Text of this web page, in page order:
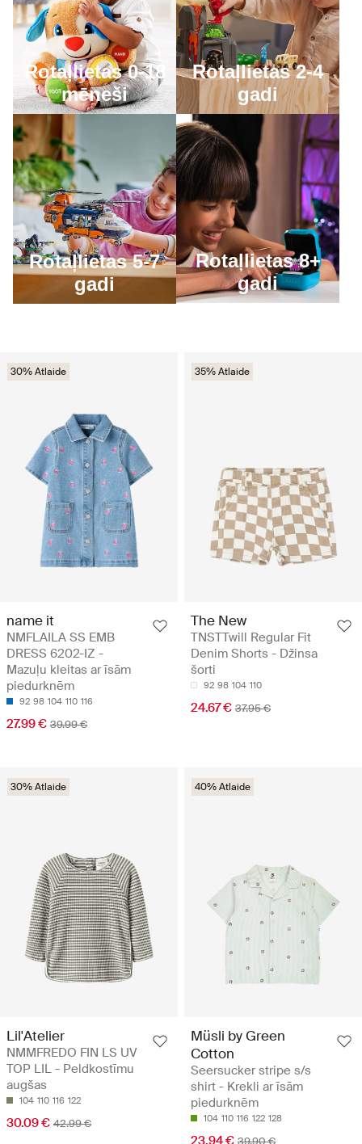
30% Atlaide
name it
NMFLAILA SS EMB
DRESS 6202-IZ -
Mazuļu kleitas ar īsām
piedurknēm
92 98 104 110 116
27.99 € 39.99 €
35% Atlaide
The New
TNSTTwill Regular Fit
Denim Shorts - Džinsa
šorti
92 98 104 110
24.67 € 37.95 €
30% Atlaide
Lil'Atelier
NMMFREDO FIN LS UV
TOP LIL - Peldkostīmu
augšas
104 110 116 122
30.09 € 42.99 €
40% Atlaide
Müsli by Green
Cotton
Seersucker stripe s/s
shirt - Krekli ar īsām
piedurknēm
104 110 116 122 128
23.94 € 39.90 €
Rotaļlietas 0-18
mēneši
Rotaļlietas 2-4
gadi
Rotaļlietas 5-7
gadi
Rotaļlietas 8+
gadi